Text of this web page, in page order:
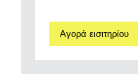
Αγορά εισιτηρίου